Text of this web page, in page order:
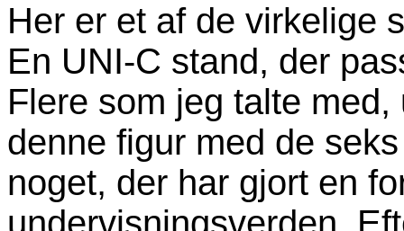
Her er et af de virkelige
En UNI-C stand, der
Flere som jeg talte
denne figur med de
noget, der har gjort en
undervisningsverden.